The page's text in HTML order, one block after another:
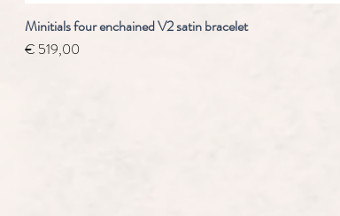
Minitials four enchained V2 satin bracelet
Prijs
€ 519,00